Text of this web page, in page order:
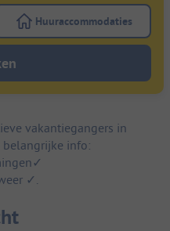
staanplaatsen om te zoeken
Gebruik de
Huuraccommodaties
vakantiegangers in
belangrijke info:
✓.